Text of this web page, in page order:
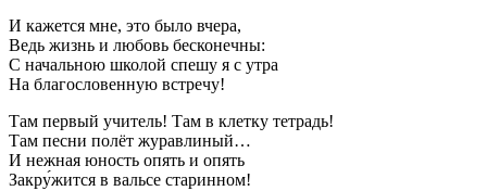
И кажется мне, это было вчера,
Ведь жизнь и любовь бесконечны:
С начальною школой спешу я с утра
На благословенную встречу!
Там первый учитель! Там в клетку тетрадь!
Там песни полёт журавлиный…
И нежная юность опять и опять
Закру́жится в вальсе старинном!